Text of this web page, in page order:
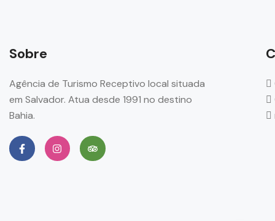
Sobre
Agência de Turismo Receptivo local situada
em Salvador. Atua desde 1991 no destino
Bahia.